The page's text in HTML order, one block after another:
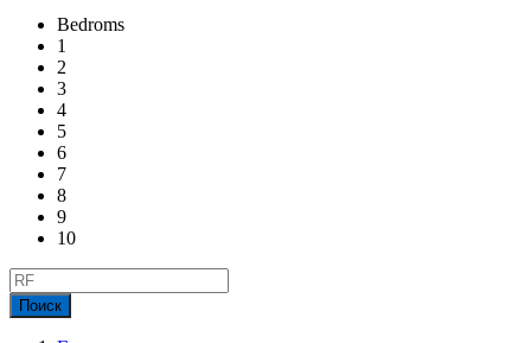
Bedroms
1
2
3
4
5
6
7
8
9
10